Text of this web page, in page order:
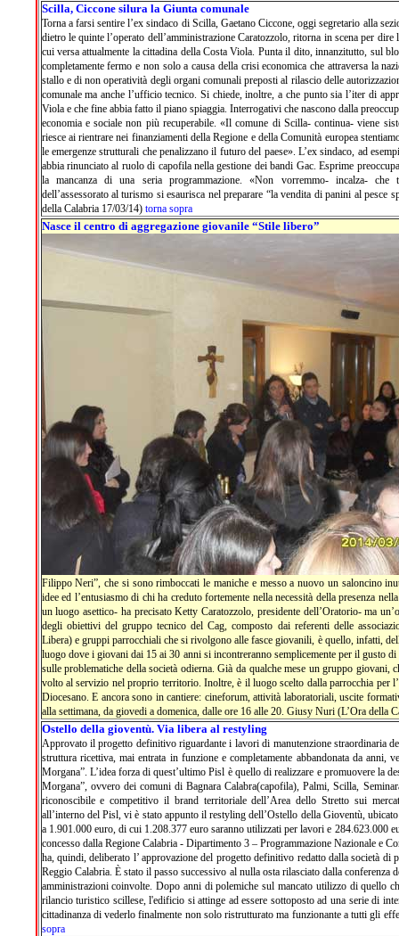
Scilla, Ciccone silura la Giunta comunale
Torna a farsi sentire l’ex sindaco di Scilla, Gaetano Ciccone, oggi segretario alla
dietro le quinte l’operato dell’amministrazione Caratozzolo, ritorna in scena per
cui versa attualmente la cittadina della Costa Viola. Punta il dito, innanzitutto, sul
completamente fermo e non solo a causa della crisi economica che attraversa la
stallo e di non operatività degli organi comunali preposti al rilascio delle
comunale ma anche l’ufficio tecnico. Si chiede, inoltre, a che punto sia l’iter di
Viola e che fine abbia fatto il piano spiaggia. Interrogativi che nascono dalla
economia e sociale non più recuperabile. «Il comune di Scilla- continua- viene
riesce ai rientrare nei finanziamenti della Regione e della Comunità europea
le emergenze strutturali che penalizzano il futuro del paese». L’ex sindaco, ad
abbia rinunciato al ruolo di capofila nella gestione dei bandi Gac. Esprime
la mancanza di una seria programmazione. «Non vorremmo- incalza- che
dell’assessorato al turismo si esaurisca nel preparare “la vendita di panini al pesce
della Calabria 17/03/14) torna sopra
Nasce il centro di aggregazione giovanile “Stile libero”
Filippo Neri”, che si sono rimboccati le maniche e messo a nuovo un saloncino
idee ed l’entusiasmo di chi ha creduto fortemente nella necessità della presenza
un luogo asettico- ha precisato Ketty Caratozzolo, presidente dell’Oratorio- ma
degli obiettivi del gruppo tecnico del Cag, composto dai referenti delle
Libera) e gruppi parrocchiali che si rivolgono alle fasce giovanili, è quello, infatti,
luogo dove i giovani dai 15 ai 30 anni si incontreranno semplicemente per il gusto
sulle problematiche della società odierna. Già da qualche mese un gruppo giovani,
volto al servizio nel proprio territorio. Inoltre, è il luogo scelto dalla parrocchia per
Diocesano. E ancora sono in cantiere: cineforum, attività laboratoriali, uscite
alla settimana, da giovedi a domenica, dalle ore 16 alle 20. Giusy Nuri (L’Ora della
Ostello della gioventù. Via libera al restyling
Approvato il progetto definitivo riguardante i lavori di manutenzione straordinaria
struttura ricettiva, mai entrata in funzione e completamente abbandonata da anni,
Morgana”. L’idea forza di quest’ultimo Pisl è quello di realizzare e promuovere la
Morgana”, ovvero dei comuni di Bagnara Calabra(capofila), Palmi, Scilla,
riconoscibile e competitivo il brand territoriale dell’Area dello Stretto sui
all’interno del Pisl, vi è stato appunto il restyling dell’Ostello della Gioventù,
a 1.901.000 euro, di cui 1.208.377 euro saranno utilizzati per lavori e 284.623.000
concesso dalla Regione Calabria - Dipartimento 3 – Programmazione Nazionale e
ha, quindi, deliberato l’ approvazione del progetto definitivo redatto dalla società
Reggio Calabria. È stato il passo successivo al nulla osta rilasciato dalla
amministrazioni coinvolte. Dopo anni di polemiche sul mancato utilizzo di quello
rilancio turistico scillese, l'edificio si attinge ad essere sottoposto ad una serie di
cittadinanza di vederlo finalmente non solo ristrutturato ma funzionante a tutti gli
sopra